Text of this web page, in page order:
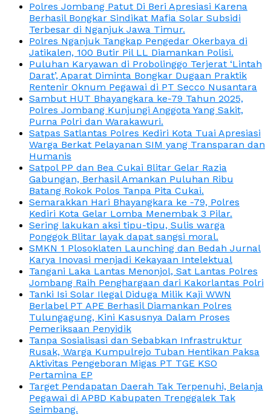
Polres Jombang Patut Di Beri Apresiasi Karena
Berhasil Bongkar Sindikat Mafia Solar Subsidi
Terbesar di Nganjuk Jawa Timur.
Polres Nganjuk Tangkap Pengedar Okerbaya di
Jatikalen, 100 Butir Pil LL Diamankan Polisi.
Puluhan Karyawan di Probolinggo Terjerat ‘Lintah
Darat’, Aparat Diminta Bongkar Dugaan Praktik
Rentenir Oknum Pegawai di PT Secco Nusantara
Sambut HUT Bhayangkara ke-79 Tahun 2025,
Polres Jombang Kunjungi Anggota Yang Sakit,
Purna Polri dan Warakawuri.
Satpas Satlantas Polres Kediri Kota Tuai Apresiasi
Warga Berkat Pelayanan SIM yang Transparan dan
Humanis
Satpol PP dan Bea Cukai Blitar Gelar Razia
Gabungan, Berhasil Amankan Puluhan Ribu
Batang Rokok Polos Tanpa Pita Cukai.
Semarakkan Hari Bhayangkara ke -79, Polres
Kediri Kota Gelar Lomba Menembak 3 Pilar.
Sering lakukan aksi tipu-tipu, Sulis warga
Ponggok Blitar layak dapat sangsi moral.
SMKN 1 Plosoklaten Launching dan Bedah Jurnal
Karya Inovasi menjadi Kekayaan Intelektual
Tangani Laka Lantas Menonjol, Sat Lantas Polres
Jombang Raih Penghargaan dari Kakorlantas Polri
Tanki Isi Solar Ilegal Diduga Milik Kaji WWN
Berlabel PT APE Berhasil Diamankan Polres
Tulungagung, Kini Kasusnya Dalam Proses
Pemeriksaan Penyidik
Tanpa Sosialisasi dan Sebabkan Infrastruktur
Rusak, Warga Kumpulrejo Tuban Hentikan Paksa
Aktivitas Pengeboran Migas PT TGE KSO
Pertamina EP
Target Pendapatan Daerah Tak Terpenuhi, Belanja
Pegawai di APBD Kabupaten Trenggalek Tak
Seimbang.